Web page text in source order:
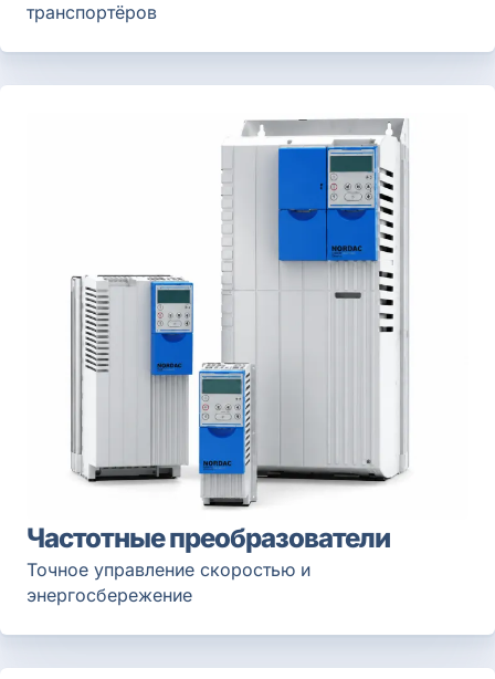
транспортёров
Частотные преобразователи
Точное управление скоростью и
энергосбережение